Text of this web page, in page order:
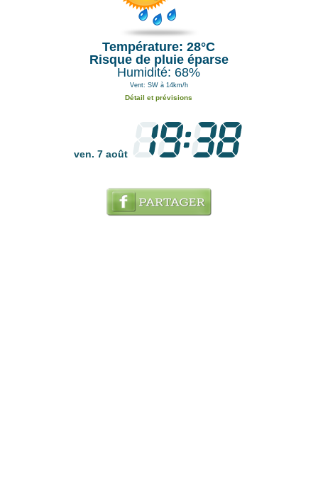
Température: 28°C
Risque de pluie éparse
Humidité: 68%
Vent: SW à 14km/h
Détail et prévisions
ven. 7 août